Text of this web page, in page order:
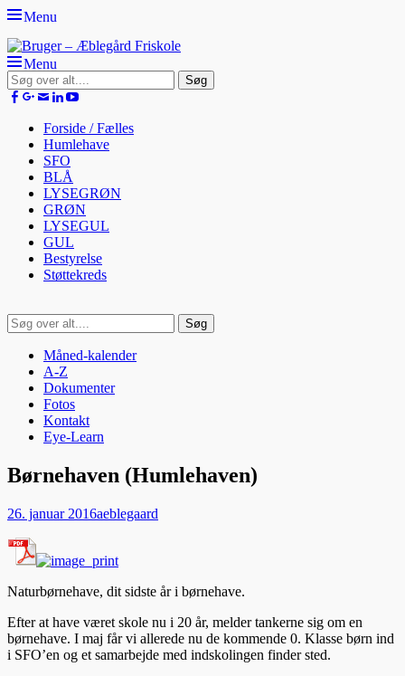
Menu
Bruger - Æblegård Friskole
SIDEN FOR FORÆLDRE, ELEVER OG PERSONALE
Menu
Søg
efter:Facebook
Googleplus
EmailLinkedIn
Primær
Menu
Spring
indhold
Forside / Fælles
Humlehave
SFO
BLÅ
LYSEGRØN
GRØN
LYSEGUL
GUL
Bestyrelse
Støttekreds
Søg
efter:
Sekundær
menu
Spring
indhold
Måned-kalender
A-Z
Dokumenter
Fotos
Kontakt
Eye-Learn
Børnehaven (Humlehaven)
Udgivet
26. januar 2016Forfatter
aeblegaard
Naturbørnehave, dit sidste år i børnehave.
Efter at have været skole nu i 20 år, melder tankerne sig om en
børnehave. I maj får vi allerede nu de kommende 0. Klasse børn ind
i SFO’en og et samarbejde med indskolingen finder sted.